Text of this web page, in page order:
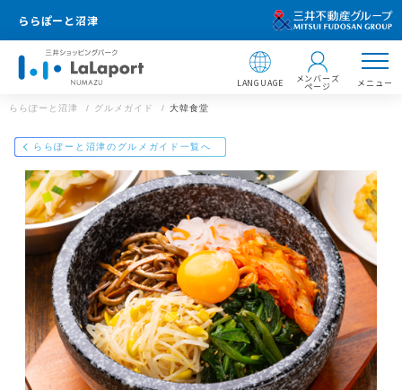
ららぽーと沼津
LANGUAGE メンバーズ
ページ メニュー
ららぽーと沼津
住所 ：
〒410-8541 静岡県沼津市東椎路字東荒301番地3
【飲食店 営業時間】
ショッピング 10:00〜21:00
サービス 10:00〜21:00
店舗情報
大韓食堂
ららぽーと沼津
静岡県沼津市東椎路字東荒301番地3
https://mitsui-shopping-park.com/gourmet/lalaport/numazu/g00
37000000014267/
メールで送る Facebookでシェア LINEで送る
ららぽーと沼津 グルメガイド 大韓食堂
ららぽーと沼津のグルメガイド一覧へ